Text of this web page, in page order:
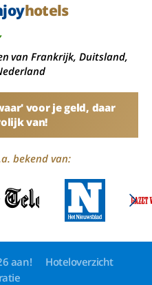
hotels
van Frankrijk, Duitsland,
voor je geld, daar
van!
bekend van:
aan!
Hoteloverzicht